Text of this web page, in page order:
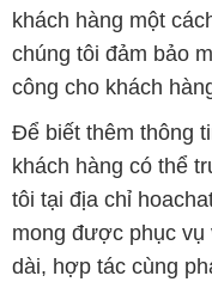
khách hàng một
chúng tôi đảm bảo
công cho khách
Để biết thêm thông
khách hàng có thể
tôi tại địa chỉ
mong được phục vụ
dài, hợp tác cùng